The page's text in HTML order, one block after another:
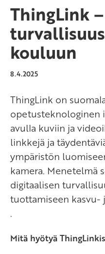
ThingLink
kouluun
8.4.2025
ThingLink on
opetusteknologinen
avulla kuviin ja
linkkejä ja
ympäristön
kamera. Menetelmä
digitaalisen
tuottamiseen
.
Mitä hyötyä